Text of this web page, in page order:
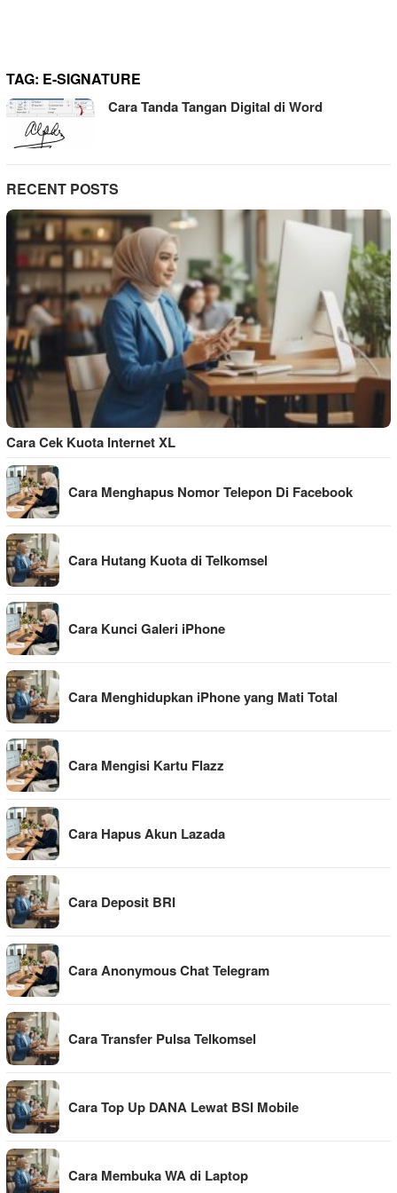
TAG: E-SIGNATURE
Cara Tanda Tangan Digital di Word
RECENT POSTS
Cara Cek Kuota Internet XL
Cara Menghapus Nomor Telepon Di Facebook
Cara Hutang Kuota di Telkomsel
Cara Kunci Galeri iPhone
Cara Menghidupkan iPhone yang Mati Total
Cara Mengisi Kartu Flazz
Cara Hapus Akun Lazada
Cara Deposit BRI
Cara Anonymous Chat Telegram
Cara Transfer Pulsa Telkomsel
Cara Top Up DANA Lewat BSI Mobile
Cara Membuka WA di Laptop